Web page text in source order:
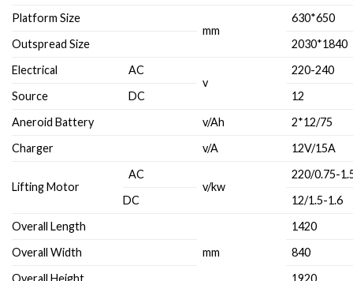
Platform Size
mm
630*650
Outspread Size
2030*1840
Electrical
AC
v
220-240
Source
DC
12
Aneroid Battery
v/Ah
2*12/75
Charger
v/A 12V/15A
Lifting Motor
AC
v/kw
220/0.75-
DC
12/1.5-1.6
Overall Length
mm
1420
Overall Width
840